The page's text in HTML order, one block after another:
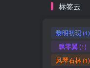
标签云
黎明初现(1)
飘零翼 (1)
风琴石林(1)